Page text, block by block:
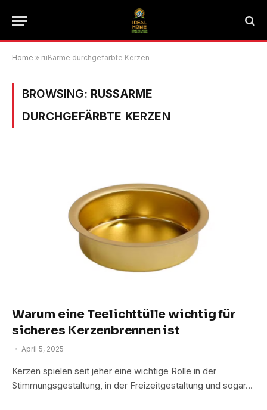
Home » rußarme durchgefärbte Kerzen
BROWSING: RUSSARME D
URCHGEFÄRBTE KERZEN
Warum eine Teelichttülle wichtig für
sicheres Kerzenbrennen ist
April 5, 2025
Kerzen spielen seit jeher eine wichtige Rolle in der
Stimmungsgestaltung, in der Freizeitgestaltung und sogar…